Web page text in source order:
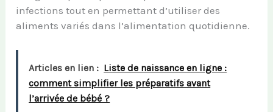
infections tout en permettant d’utiliser des
aliments variés dans l’alimentation quotidienne.
Articles en lien : Liste de naissance en ligne :
comment simplifier les préparatifs avant
l’arrivée de bébé ?